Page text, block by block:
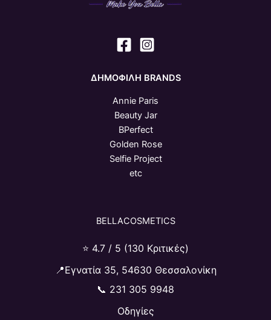
ΔΗΜΟΦΙΛΗ BRANDS
Annie Paris
Beauty Jar
BPerfect
Golden Rose
Selfie Project
etc
BELLACOSMETICS
⭐ 4.7 / 5 (130 Κριτικές)
📍Εγνατία 35, 54630 Θεσσαλονίκη
📞 231 305 9948
Οδηγίες